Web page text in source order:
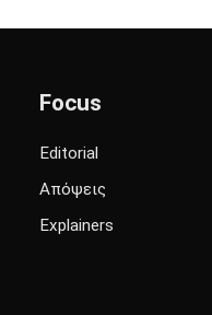
Focus
Editorial
Απόψεις
Explainers